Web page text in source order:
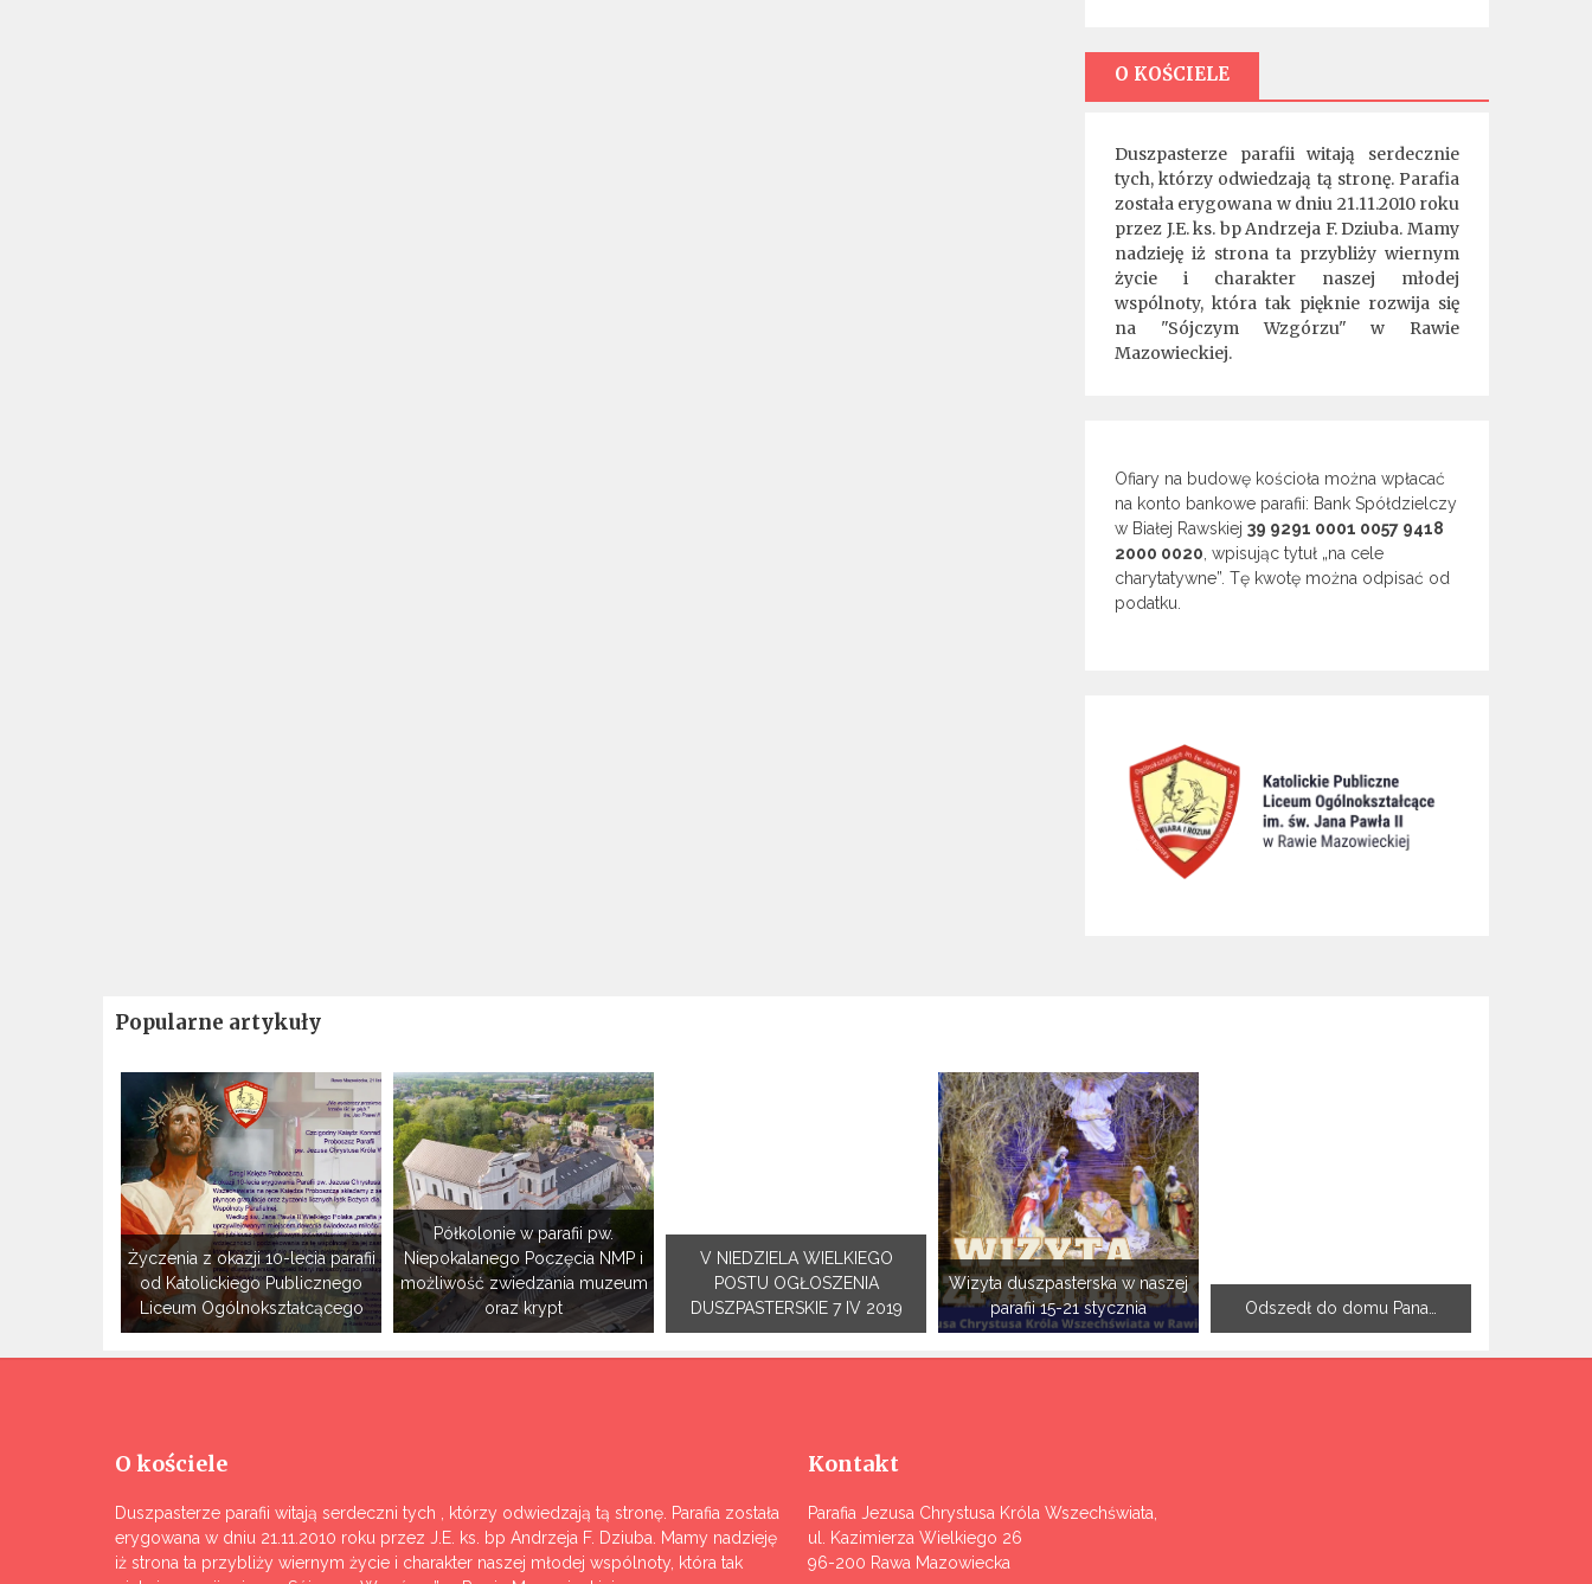
O KOŚCIELE
Duszpasterze parafii witają serdecznie
tych, którzy odwiedzają tą stronę. Parafia
została erygowana w dniu 21.11.2010 roku
przez J.E. ks. bp Andrzeja F. Dziuba. Mamy
nadzieję iż strona ta przybliży wiernym
życie i charakter naszej młodej
wspólnoty, która tak pięknie rozwija się
na "Sójczym Wzgórzu" w Rawie
Mazowieckiej.
Ofiary na budowę kościoła można wpłacać
na konto bankowe parafii: Bank Spółdzielczy
w Białej Rawskiej 39 9291 0001 0057 9418
2000 0020 , wpisując tytuł „na cele
charytatywne”. Tę kwotę można odpisać od
podatku.
Popularne artykuły
Życzenia z okazji 10-lecia parafii
od Katolickiego Publicznego
Liceum Ogólnokształcącego
Półkolonie w parafii pw.
Niepokalanego Poczęcia NMP i
możliwość zwiedzania muzeum
oraz krypt
V NIEDZIELA WIELKIEGO
POSTU OGŁOSZENIA
DUSZPASTERSKIE 7 IV 2019
Wizyta duszpasterska w naszej
parafii 15-21 stycznia
Odszedł do domu Pana…
O kościele
Duszpasterze parafii witają serdeczni tych , którzy odwiedzają tą stronę. Parafia została
erygowana w dniu 21.11.2010 roku przez J.E. ks. bp Andrzeja F. Dziuba. Mamy nadzieję
iż strona ta przybliży wiernym życie i charakter naszej młodej wspólnoty, która tak
Kontakt
Parafia Jezusa Chrystusa Króla Wszechświata,
ul. Kazimierza Wielkiego 26
96-200 Rawa Mazowiecka